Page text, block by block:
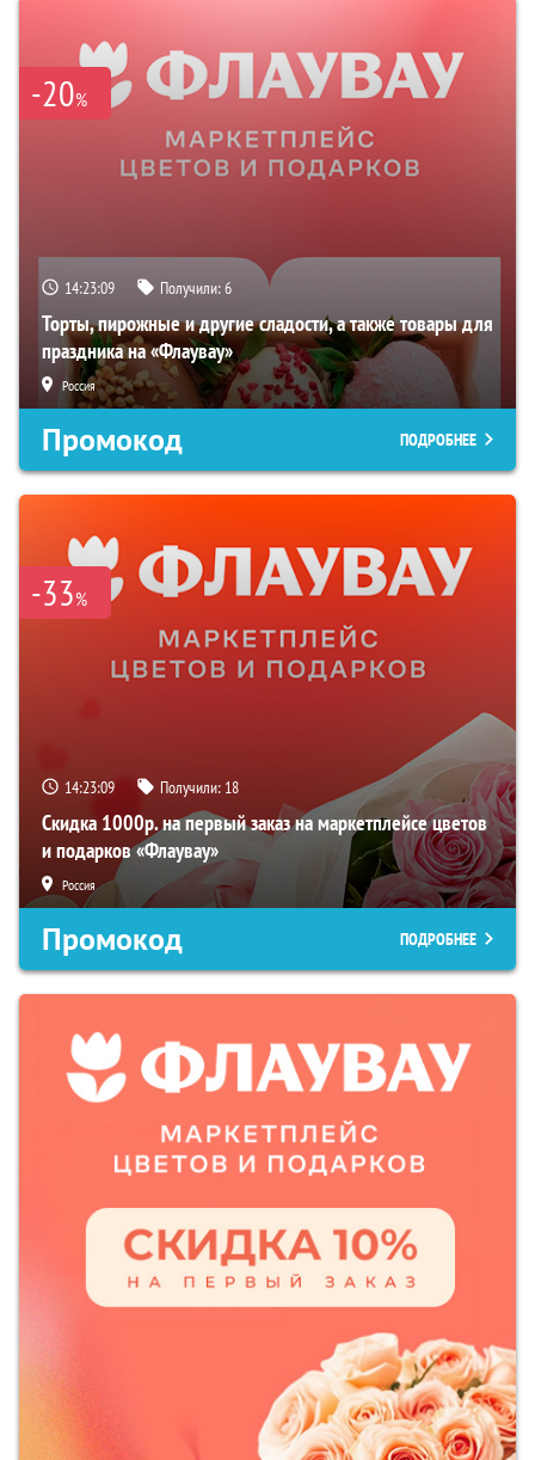
-20%
14:23:07 Получили:6
Торты, пирожные и другие сладости, а также товары для
праздника на «Флаувау»
Россия
Промокод ПОДРОБНЕЕ
-33%
14:23:07 Получили: 18
Скидка 1000р. на первый заказ на маркетплейсе цветов
и подарков «Флаувау»
Россия
Промокод ПОДРОБНЕЕ